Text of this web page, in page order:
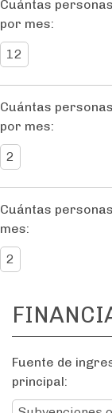
Cuántas
por mes:
12
Cuántas
por mes:
2
Cuántas
mes:
2
Fuente de
principal: